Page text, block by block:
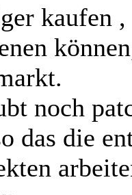
kaufen
noch
das die